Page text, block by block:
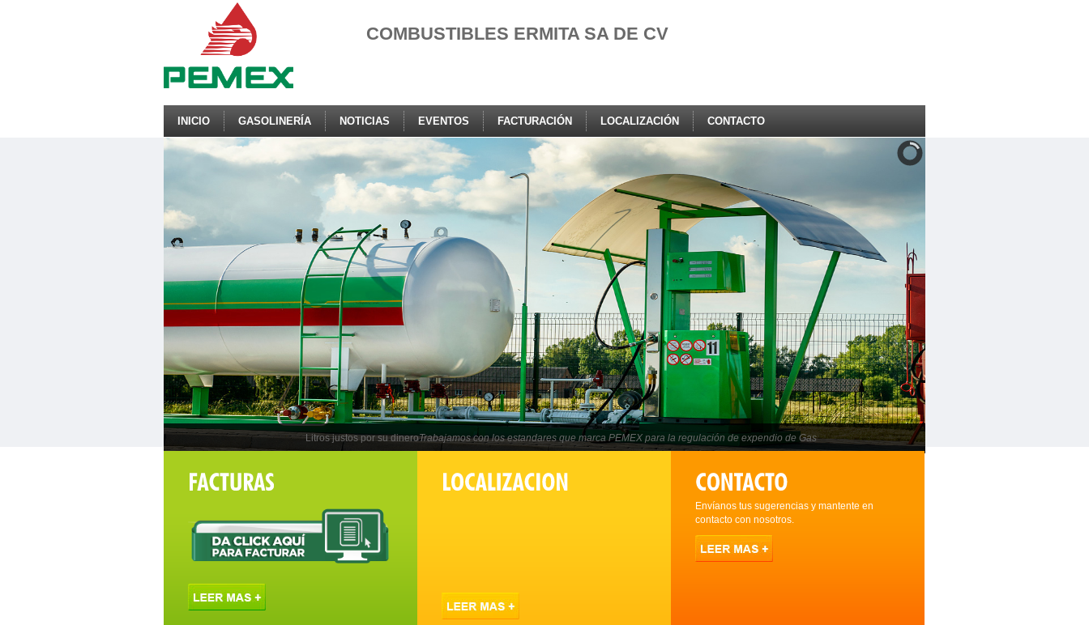
COMBUSTIBLES ERMITA SA DE CV
INICIO GASOLINERÍA NOTICIAS EVENTOS FACTURACIÓN LOCALIZACIÓN CONTACTO
Litros justos por su dineroTrabajamos con los estandares que marca PEMEX para la regulación de expendio de Gas
Envíanos tus sugerencias y mantente en
contacto con nosotros.